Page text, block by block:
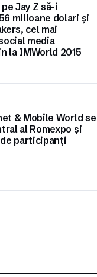
Jay Z să-i
milioane dolari și
cel mai
media
la IMWorld 2015
& Mobile World se
al Romexpo și
participanți